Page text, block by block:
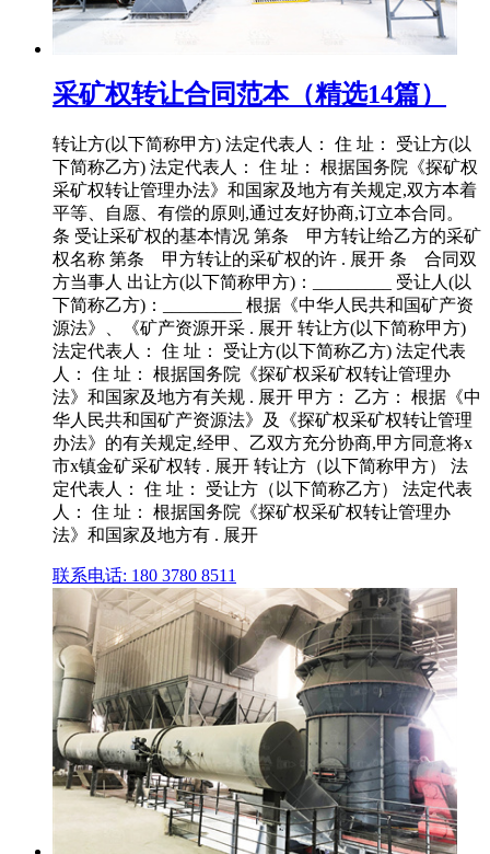
采矿权转让合同范本（精选14篇）
转让方(以下简称甲方) 法定代表人： 住 址： 受让方(以
下简称乙方) 法定代表人： 住 址： 根据国务院《探矿权
采矿权转让管理办法》和国家及地方有关规定,双方本着
平等、自愿、有偿的原则,通过友好协商,订立本合同。
条 受让采矿权的基本情况 第条 甲方转让给乙方的采矿
权名称 第条 甲方转让的采矿权的许 . 展开 条 合同双
方当事人 出让方(以下简称甲方)：_________ 受让人(以
下简称乙方)：_________ 根据《中华人民共和国矿产资
源法》、《矿产资源开采 . 展开 转让方(以下简称甲方)
法定代表人： 住 址： 受让方(以下简称乙方) 法定代表
人： 住 址： 根据国务院《探矿权采矿权转让管理办
法》和国家及地方有关规 . 展开 甲方： 乙方： 根据《中
华人民共和国矿产资源法》及《探矿权采矿权转让管理
办法》的有关规定,经甲、乙双方充分协商,甲方同意将x
市x镇金矿采矿权转 . 展开 转让方（以下简称甲方） 法
定代表人： 住 址： 受让方（以下简称乙方） 法定代表
人： 住 址： 根据国务院《探矿权采矿权转让管理办
法》和国家及地方有 . 展开
联系电话: 180 3780 8511